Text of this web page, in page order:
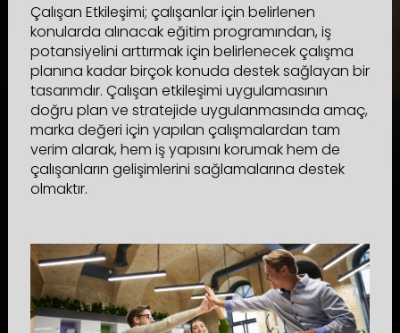
Çalışan Etkileşimi; çalışanlar için belirlenen
konularda alınacak eğitim programından, iş
potansiyelini arttırmak için belirlenecek çalışma
planına kadar birçok konuda destek sağlayan bir
tasarımdır. Çalışan etkileşimi uygulamasının
doğru plan ve stratejide uygulanmasında amaç,
marka değeri için yapılan çalışmalardan tam
verim alarak, hem iş yapısını korumak hem de
çalışanların gelişimlerini sağlamalarına destek
olmaktır.